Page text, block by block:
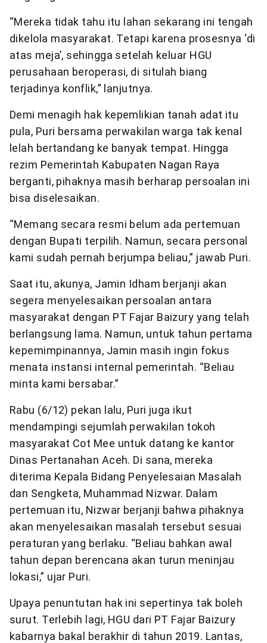
“Mereka tidak tahu itu lahan sekarang ini tengah
dikelola masyarakat. Tetapi karena prosesnya ‘di
atas meja’, sehingga setelah keluar HGU
perusahaan beroperasi, di situlah biang
terjadinya konflik,” lanjutnya.
Demi menagih hak kepemlikian tanah adat itu
pula, Puri bersama perwakilan warga tak kenal
lelah bertandang ke banyak tempat. Hingga
rezim Pemerintah Kabupaten Nagan Raya
berganti, pihaknya masih berharap persoalan ini
bisa diselesaikan.
“Memang secara resmi belum ada pertemuan
dengan Bupati terpilih. Namun, secara personal
kami sudah pernah berjumpa beliau,” jawab Puri.
Saat itu, akunya, Jamin Idham berjanji akan
segera menyelesaikan persoalan antara
masyarakat dengan PT Fajar Baizury yang telah
berlangsung lama. Namun, untuk tahun pertama
kepemimpinannya, Jamin masih ingin fokus
menata instansi internal pemerintah. “Beliau
minta kami bersabar.”
Rabu (6/12) pekan lalu, Puri juga ikut
mendampingi sejumlah perwakilan tokoh
masyarakat Cot Mee untuk datang ke kantor
Dinas Pertanahan Aceh. Di sana, mereka
diterima Kepala Bidang Penyelesaian Masalah
dan Sengketa, Muhammad Nizwar. Dalam
pertemuan itu, Nizwar berjanji bahwa pihaknya
akan menyelesaikan masalah tersebut sesuai
peraturan yang berlaku. “Beliau bahkan awal
tahun depan berencana akan turun meninjau
lokasi,” ujar Puri.
Upaya penuntutan hak ini sepertinya tak boleh
surut. Terlebih lagi, HGU dari PT Fajar Baizury
kabarnya bakal berakhir di tahun 2019. Lantas,